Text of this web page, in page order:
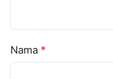
Nama *